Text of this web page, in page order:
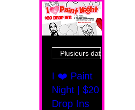
Plusieurs dates
I ❤️ Paint
Night | $20
Drop Ins